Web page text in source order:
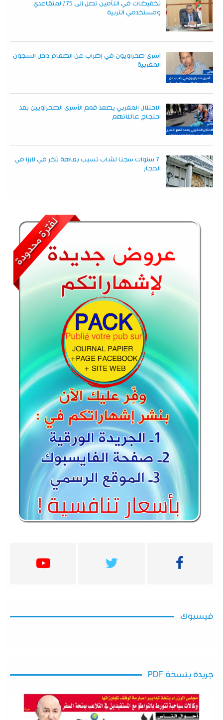
تخفيضات في التأمين تصل إلى 75% لمتقاعدي
ومستخدمي التربية
أسرى صحراويون في إضراب عن الطعام داخل السجون
المغربية
الاحتلال المغربي يصعد قمع الأسرى الصحراويين بعد
احتجاج عائلاتهم
7 سنوات سجنا لشاب تسبب بعاهة لآخر في لارزا في
الحجار
فيسبوك
جريدة بنسخة PDF